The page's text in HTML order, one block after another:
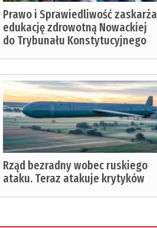
Prawo i Sprawiedliwość zaskarża
edukację zdrowotną Nowackiej
do Trybunału Konstytucyjnego
Rząd bezradny wobec ruskiego
ataku. Teraz atakuje krytyków